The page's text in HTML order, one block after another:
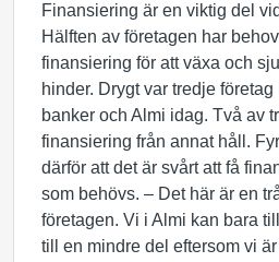
Finansiering är en viktig del
Hälften av företagen har
finansiering för att växa och
hinder. Drygt var tredje
banker och Almi idag. Två av
finansiering från annat håll.
därför att det är svårt att få
som behövs. – Det här är en
företagen. Vi i Almi kan bara
till en mindre del eftersom vi